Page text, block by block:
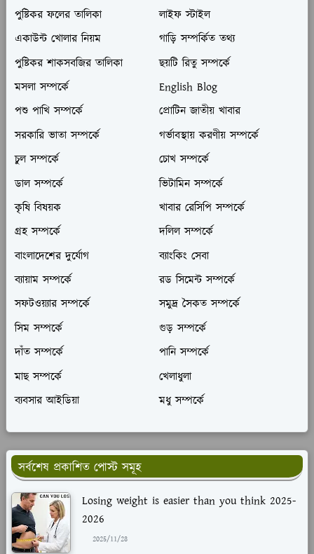
পুষ্টিকর ফলের তালিকা
লাইফ স্টাইল
একাউন্ট খোলার নিয়ম
গাড়ি সম্পর্কিত তথ্য
পুষ্টিকর শাকসবজির তালিকা
ছয়টি রিতু সম্পর্কে
মসলা সম্পর্কে
English Blog
পশু পাখি সম্পর্কে
প্রোটিন জাতীয় খাবার
সরকারি ভাতা সম্পর্কে
গর্ভাবস্থায় করণীয় সম্পর্কে
চুল সম্পর্কে
চোখ সম্পর্কে
ডাল সম্পর্কে
ভিটামিন সম্পর্কে
কৃষি বিষয়ক
খাবার রেসিপি সম্পর্কে
গ্রহ সম্পর্কে
দলিল সম্পর্কে
বাংলাদেশের দুর্যোগ
ব্যাংকিং সেবা
ব্যায়াম সম্পর্কে
রড সিমেন্ট সম্পর্কে
সফটওয়্যার সম্পর্কে
সমুদ্র সৈকত সম্পর্কে
সিম সম্পর্কে
গুড় সম্পর্কে
দাঁত সম্পর্কে
পানি সম্পর্কে
মাছ সম্পর্কে
খেলাধুলা
ব্যবসার আইডিয়া
মধু সম্পর্কে
সর্বশেষ প্রকাশিত পোস্ট সমূহ
Losing weight is easier than you think 2025-
2026
2025/11/28